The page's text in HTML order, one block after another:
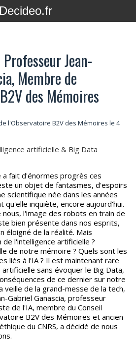
Decideo.fr
Jean-
Membre de
des Mémoires
l'Observatoire B2V des Mémoires le 4
artificielle & Big Data
un objet de fantasmes, d'espoirs
scientifique née dans les années
qu'elle inquiète, encore aujourd'hui.
l'image des robots en train de
bien présente dans nos esprits,
éloigné de la réalité. Mais
l'intelligence artificielle ?
de notre mémoire ? Quels sont les
liés à l'IA ? Il est maintenant rare
sans évoquer le Big Data,
de ce dernier sur notre
veille de la grand-messe de la tech,
Gabriel Ganascia, professeur
de l'IA, membre du Conseil
B2V des Mémoires et ancien
du CNRS, a décidé de nous